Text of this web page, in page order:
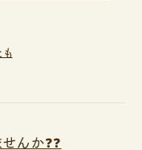
も
せんか❓❓